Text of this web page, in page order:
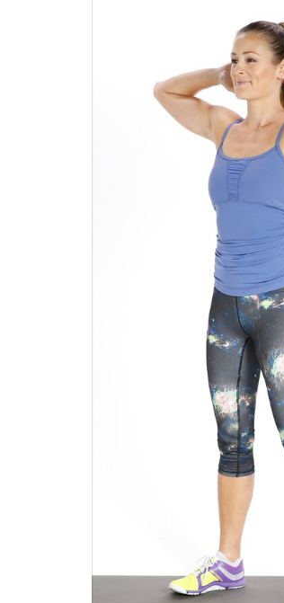
Υγιεινό κέικ λεμονιού με
παπαρουνόσπορο και μύρτιλα